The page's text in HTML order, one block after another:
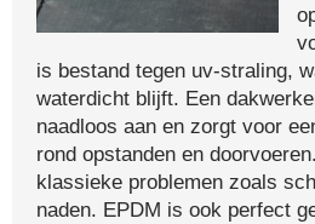
is bestand tegen uv-straling,
waterdicht blijft. Een
naadloos aan en zorgt voor
rond opstanden en
klassieke problemen zoals
naden. EPDM is ook perfect